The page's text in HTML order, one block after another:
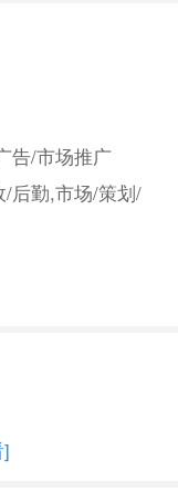
告/市场推广
后勤,市场/策划/